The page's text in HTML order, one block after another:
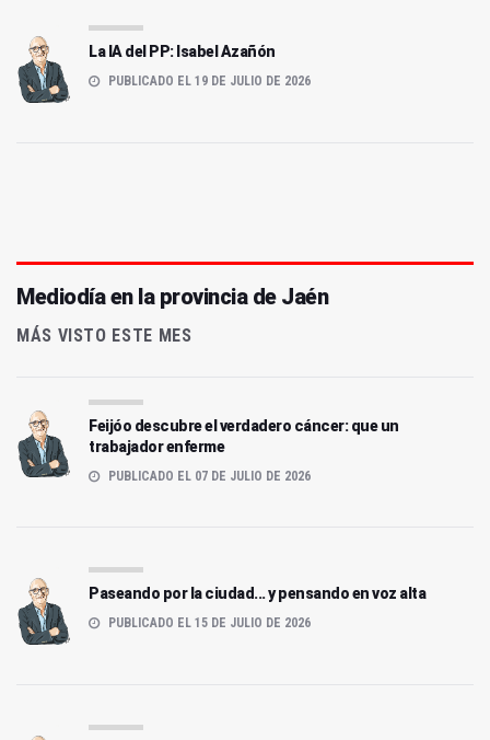
La IA del PP: Isabel Azañón
PUBLICADO EL 19 DE JULIO DE 2026
Mediodía en la provincia de Jaén
MÁS VISTO ESTE MES
Feijóo descubre el verdadero cáncer: que un
trabajador enferme
PUBLICADO EL 07 DE JULIO DE 2026
Paseando por la ciudad... y pensando en voz alta
PUBLICADO EL 15 DE JULIO DE 2026